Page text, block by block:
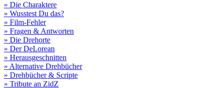
» Die Charaktere
» Wusstest Du das?
» Film-Fehler
» Fragen & Antworten
» Die Drehorte
» Der DeLorean
» Herausgeschnitten
» Alternative Drehbücher
» Drehbücher & Scripte
» Tribute an ZidZ